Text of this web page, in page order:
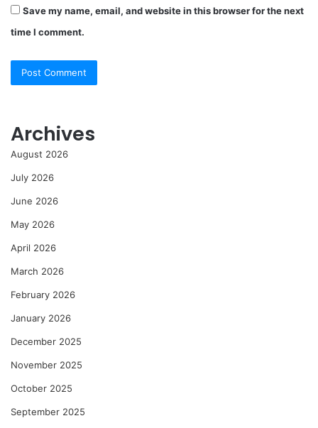
Save my name, email, and website in this browser for the next
time I comment.
Archives
August 2026
July 2026
June 2026
May 2026
April 2026
March 2026
February 2026
January 2026
December 2025
November 2025
October 2025
September 2025